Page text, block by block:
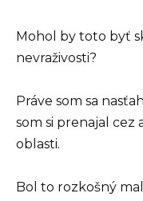
Mohol by toto byť
nevraživosti?
Práve som sa
som si prenajal
oblasti.
Bol to rozkošný